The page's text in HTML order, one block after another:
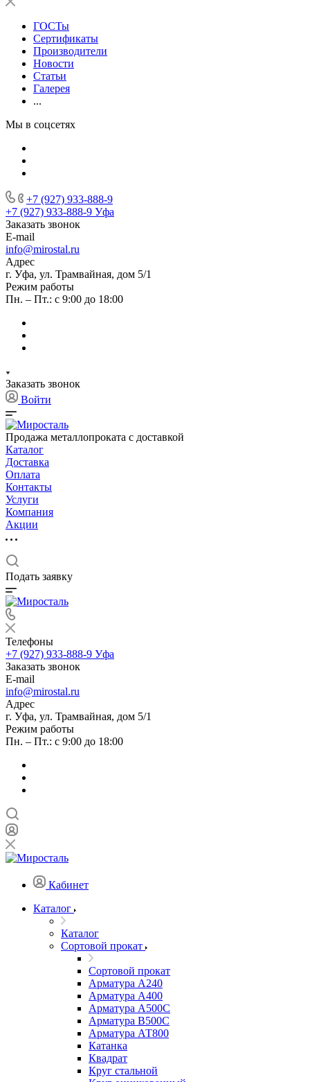
ГОСТы
Сертификаты
Производители
Новости
Статьи
Галерея
...
Мы в соцсетях
+7 (927) 933-888-9
+7 (927) 933-888-9 Уфа
Заказать звонок
E-mail
info@mirostal.ru
Адрес
г. Уфа, ул. Трамвайная, дом 5/1
Режим работы
Пн. – Пт.: с 9:00 до 18:00
Заказать звонок
Войти
Продажа металлопроката с доставкой
Каталог
Доставка
Оплата
Контакты
Услуги
Компания
Акции
Подать заявку
Телефоны
+7 (927) 933-888-9 Уфа
Заказать звонок
E-mail
info@mirostal.ru
Адрес
г. Уфа, ул. Трамвайная, дом 5/1
Режим работы
Пн. – Пт.: с 9:00 до 18:00
Кабинет
Каталог
Каталог
Сортовой прокат
Сортовой прокат
Арматура А240
Арматура А400
Арматура А500C
Арматура В500С
Арматура АТ800
Катанка
Квадрат
Круг стальной